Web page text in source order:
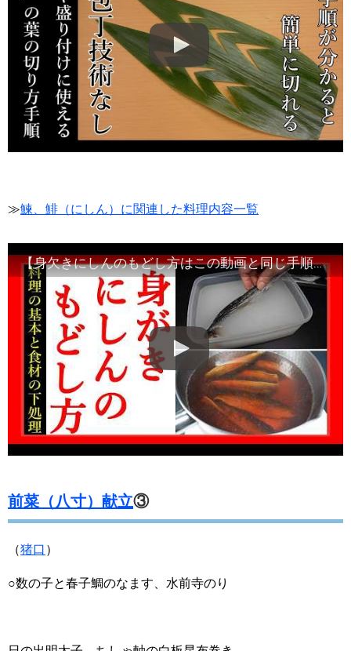
≫鰊、鯡（にしん）に関連した料理内容一覧
【身欠きにしんのもどし方はこの動画と同じ手順で完了します】身欠きにしんの名の語源・由来とは？Japanese food
前菜（八寸）献立③
（猪口 ）
○数の子と春子鯛のなます、水前寺のり